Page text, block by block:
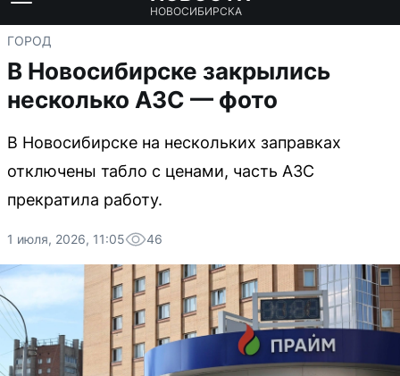
НОВОСИБИРСКА
ГОРОД
В Новосибирске закрылись
несколько АЗС — фото
В Новосибирске на нескольких заправках
отключены табло с ценами, часть АЗС
прекратила работу.
1 июля, 2026, 11:05 46